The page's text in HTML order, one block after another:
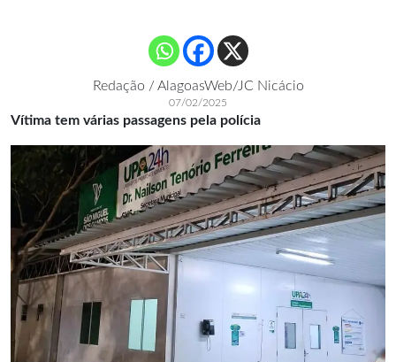
Redação / AlagoasWeb/JC Nicácio
07/02/2025
Vítima tem várias passagens pela polícia